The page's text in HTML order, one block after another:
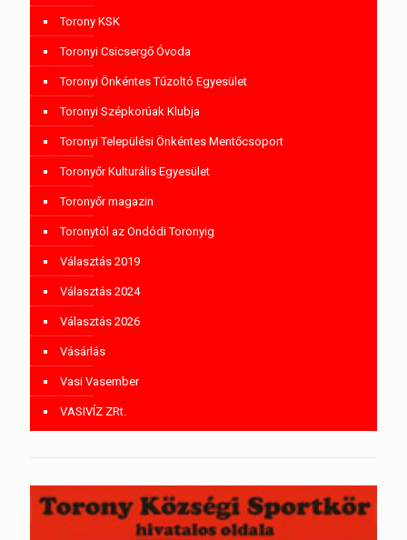
Torony KSK
Toronyi Csicsergő Óvoda
Toronyi Önkéntes Tűzoltó Egyesület
Toronyi Szépkorúak Klubja
Toronyi Települési Önkéntes Mentőcsoport
Toronyőr Kulturális Egyesület
Toronyőr magazin
Toronytól az Ondódi Toronyig
Választás 2019
Választás 2024
Választás 2026
Vásárlás
Vasi Vasember
VASIVÍZ ZRt.